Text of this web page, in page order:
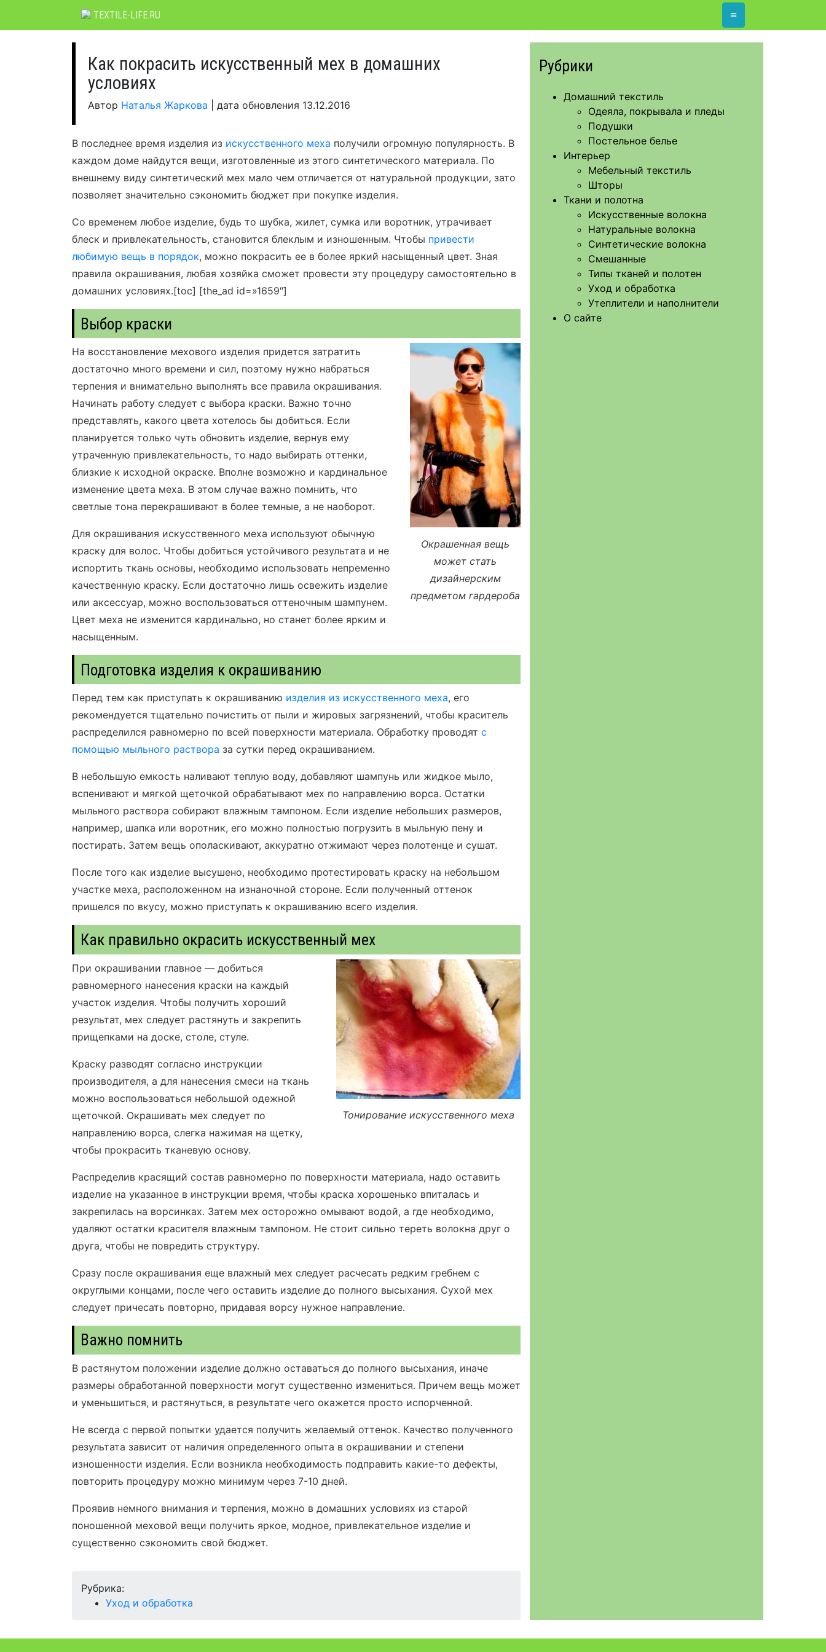
TEXTILE-LIFE.RU ≡
Как покрасить искусственный мех в домашних
условиях
Автор Наталья Жаркова дата обновления 13.12.2016
В последнее время изделия из искусственного меха получили огромную популярность. В
каждом доме найдутся вещи, изготовленные из этого синтетического материала. По
внешнему виду синтетический мех мало чем отличается от натуральной продукции, зато
позволяет значительно сэкономить бюджет при покупке изделия.
Со временем любое изделие, будь то шубка, жилет, сумка или воротник, утрачивает
блеск и привлекательность, становится блеклым и изношенным. Чтобы привести
любимую вещь в порядок, можно покрасить ее в более яркий насыщенный цвет. Зная
правила окрашивания, любая хозяйка сможет провести эту процедуру самостоятельно в
домашних условиях.[toc] [the_ad id=»1659″]
Выбор краски
Окрашенная вещь
может стать
дизайнерским
предметом гардероба
На восстановление мехового изделия придется затратить
достаточно много времени и сил, поэтому нужно набраться
терпения и внимательно выполнять все правила окрашивания.
Начинать работу следует с выбора краски. Важно точно
представлять, какого цвета хотелось бы добиться. Если
планируется только чуть обновить изделие, вернув ему
утраченную привлекательность, то надо выбирать оттенки,
близкие к исходной окраске. Вполне возможно и кардинальное
изменение цвета меха. В этом случае важно помнить, что
светлые тона перекрашивают в более темные, а не наоборот.
Для окрашивания искусственного меха используют обычную
краску для волос. Чтобы добиться устойчивого результата и не
испортить ткань основы, необходимо использовать непременно
качественную краску. Если достаточно лишь освежить изделие
или аксессуар, можно воспользоваться оттеночным шампунем.
Цвет меха не изменится кардинально, но станет более ярким и
насыщенным.
Подготовка изделия к окрашиванию
Перед тем как приступать к окрашиванию изделия из искусственного меха, его
рекомендуется тщательно почистить от пыли и жировых загрязнений, чтобы краситель
распределился равномерно по всей поверхности материала. Обработку проводят с
помощью мыльного раствора за сутки перед окрашиванием.
В небольшую емкость наливают теплую воду, добавляют шампунь или жидкое мыло,
вспенивают и мягкой щеточкой обрабатывают мех по направлению ворса. Остатки
мыльного раствора собирают влажным тампоном. Если изделие небольших размеров,
например, шапка или воротник, его можно полностью погрузить в мыльную пену и
постирать. Затем вещь ополаскивают, аккуратно отжимают через полотенце и сушат.
После того как изделие высушено, необходимо протестировать краску на небольшом
участке меха, расположенном на изнаночной стороне. Если полученный оттенок
пришелся по вкусу, можно приступать к окрашиванию всего изделия.
Как правильно окрасить искусственный мех
Тонирование искусственного меха
При окрашивании главное — добиться
равномерного нанесения краски на каждый
участок изделия. Чтобы получить хороший
результат, мех следует растянуть и закрепить
прищепками на доске, столе, стуле.
Краску разводят согласно инструкции
производителя, а для нанесения смеси на ткань
можно воспользоваться небольшой одежной
щеточкой. Окрашивать мех следует по
направлению ворса, слегка нажимая на щетку,
чтобы прокрасить тканевую основу.
Распределив красящий состав равномерно по поверхности материала, надо оставить
изделие на указанное в инструкции время, чтобы краска хорошенько впиталась и
закрепилась на ворсинках. Затем мех осторожно омывают водой, а где необходимо,
удаляют остатки красителя влажным тампоном. Не стоит сильно тереть волокна друг о
друга, чтобы не повредить структуру.
Сразу после окрашивания еще влажный мех следует расчесать редким гребнем с
округлыми концами, после чего оставить изделие до полного высыхания. Сухой мех
следует причесать повторно, придавая ворсу нужное направление.
Важно помнить
В растянутом положении изделие должно оставаться до полного высыхания, иначе
размеры обработанной поверхности могут существенно измениться. Причем вещь может
и уменьшиться, и растянуться, в результате чего окажется просто испорченной.
Не всегда с первой попытки удается получить желаемый оттенок. Качество полученного
результата зависит от наличия определенного опыта в окрашивании и степени
изношенности изделия. Если возникла необходимость подправить какие-то дефекты,
повторить процедуру можно минимум через 7-10 дней.
Проявив немного внимания и терпения, можно в домашних условиях из старой
поношенной меховой вещи получить яркое, модное, привлекательное изделие и
существенно сэкономить свой бюджет.
Рубрика:
Уход и обработка
Рубрики
Домашний текстиль
Одеяла, покрывала и пледы
Подушки
Постельное белье
Интерьер
Мебельный текстиль
Шторы
Ткани и полотна
Искусственные волокна
Натуральные волокна
Синтетические волокна
Смешанные
Типы тканей и полотен
Уход и обработка
Утеплители и наполнители
О сайте